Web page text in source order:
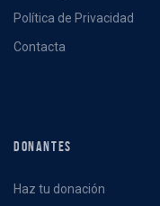
Política de Privacidad
Contacta
DONANTES
Haz tu donación